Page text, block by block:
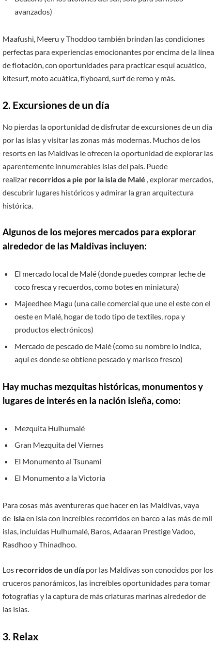
avanzados)
Maafushi, Meeru y Thoddoo también brindan las condiciones
perfectas para experiencias emocionantes por encima de la línea
de flotación, con oportunidades para practicar esquí acuático,
kitesurf, moto acuática, flyboard, surf de remo y más.
2. Excursiones de un día
No pierdas la oportunidad de disfrutar de excursiones de un día
por las islas y visitar las zonas más modernas. Muchos de los
resorts en las Maldivas le ofrecen la oportunidad de explorar las
aparentemente innumerables islas del país. Puede
realizar recorridos a pie por la isla de Malé , explorar mercados,
descubrir lugares históricos y admirar la gran arquitectura
histórica.
Algunos de los mejores mercados para explorar
alrededor de las Maldivas incluyen:
El mercado local de Malé (donde puedes comprar leche de
coco fresca y recuerdos, como botes en miniatura)
Majeedhee Magu (una calle comercial que une el este con el
oeste en Malé, hogar de todo tipo de textiles, ropa y
productos electrónicos)
Mercado de pescado de Malé (como su nombre lo indica,
aquí es donde se obtiene pescado y marisco fresco)
Hay muchas mezquitas históricas, monumentos y
lugares de interés en la nación isleña, como:
Mezquita Hulhumalé
Gran Mezquita del Viernes
El Monumento al Tsunami
El Monumento a la Victoria
Para cosas más aventureras que hacer en las Maldivas, vaya
de islaen isla con increíbles recorridos en barco a las más de mil
islas, incluidas Hulhumalé, Baros, Adaaran Prestige Vadoo,
Rasdhoo y Thinadhoo.
Los recorridos de un día por las Maldivas son conocidos por los
cruceros panorámicos, las increíbles oportunidades para tomar
fotografías y la captura de más criaturas marinas alrededor de
las islas.
3. Relax